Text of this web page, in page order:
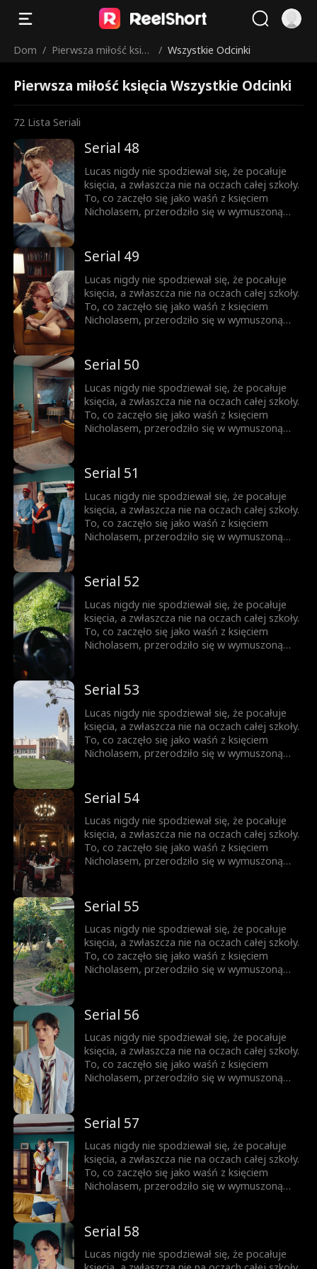
Dom / Pierwsza miłość księc
/ Wszystkie Odcinki
Pierwsza miłość księcia Wszystkie Odcinki
72 Lista Seriali
Serial 48
Lucas nigdy nie spodziewał się, że pocałuje
księcia, a zwłaszcza nie na oczach całej szkoły.
To, co zaczęło się jako waśń z księciem
Nicholasem, przerodziło się w wymuszoną
spojrzenie, każde dotknięcie dłoni zbliża ich
do siebie. Ale Nicholas jest rozdarty między
królewskim obowiązkiem a rosnącym
uczuciem do chłopca, którego kiedyś nazywał
wrogiem. Obaj boją się wyznać prawdę... Aż
do momentu, gdy nie da się jej już dłużej
Serial 49
Lucas nigdy nie spodziewał się, że pocałuje
księcia, a zwłaszcza nie na oczach całej szkoły.
To, co zaczęło się jako waśń z księciem
Nicholasem, przerodziło się w wymuszoną
spojrzenie, każde dotknięcie dłoni zbliża ich
do siebie. Ale Nicholas jest rozdarty między
królewskim obowiązkiem a rosnącym
uczuciem do chłopca, którego kiedyś nazywał
wrogiem. Obaj boją się wyznać prawdę... Aż
do momentu, gdy nie da się jej już dłużej
Serial 50
Lucas nigdy nie spodziewał się, że pocałuje
księcia, a zwłaszcza nie na oczach całej szkoły.
To, co zaczęło się jako waśń z księciem
Nicholasem, przerodziło się w wymuszoną
spojrzenie, każde dotknięcie dłoni zbliża ich
do siebie. Ale Nicholas jest rozdarty między
królewskim obowiązkiem a rosnącym
uczuciem do chłopca, którego kiedyś nazywał
wrogiem. Obaj boją się wyznać prawdę... Aż
do momentu, gdy nie da się jej już dłużej
Serial 51
Lucas nigdy nie spodziewał się, że pocałuje
księcia, a zwłaszcza nie na oczach całej szkoły.
To, co zaczęło się jako waśń z księciem
Nicholasem, przerodziło się w wymuszoną
spojrzenie, każde dotknięcie dłoni zbliża ich
do siebie. Ale Nicholas jest rozdarty między
królewskim obowiązkiem a rosnącym
uczuciem do chłopca, którego kiedyś nazywał
wrogiem. Obaj boją się wyznać prawdę... Aż
do momentu, gdy nie da się jej już dłużej
Serial 52
Lucas nigdy nie spodziewał się, że pocałuje
księcia, a zwłaszcza nie na oczach całej szkoły.
To, co zaczęło się jako waśń z księciem
Nicholasem, przerodziło się w wymuszoną
spojrzenie, każde dotknięcie dłoni zbliża ich
do siebie. Ale Nicholas jest rozdarty między
królewskim obowiązkiem a rosnącym
uczuciem do chłopca, którego kiedyś nazywał
wrogiem. Obaj boją się wyznać prawdę... Aż
do momentu, gdy nie da się jej już dłużej
Serial 53
Lucas nigdy nie spodziewał się, że pocałuje
księcia, a zwłaszcza nie na oczach całej szkoły.
To, co zaczęło się jako waśń z księciem
Nicholasem, przerodziło się w wymuszoną
spojrzenie, każde dotknięcie dłoni zbliża ich
do siebie. Ale Nicholas jest rozdarty między
królewskim obowiązkiem a rosnącym
uczuciem do chłopca, którego kiedyś nazywał
wrogiem. Obaj boją się wyznać prawdę... Aż
do momentu, gdy nie da się jej już dłużej
Serial 54
Lucas nigdy nie spodziewał się, że pocałuje
księcia, a zwłaszcza nie na oczach całej szkoły.
To, co zaczęło się jako waśń z księciem
Nicholasem, przerodziło się w wymuszoną
spojrzenie, każde dotknięcie dłoni zbliża ich
do siebie. Ale Nicholas jest rozdarty między
królewskim obowiązkiem a rosnącym
uczuciem do chłopca, którego kiedyś nazywał
wrogiem. Obaj boją się wyznać prawdę... Aż
do momentu, gdy nie da się jej już dłużej
Serial 55
Lucas nigdy nie spodziewał się, że pocałuje
księcia, a zwłaszcza nie na oczach całej szkoły.
To, co zaczęło się jako waśń z księciem
Nicholasem, przerodziło się w wymuszoną
spojrzenie, każde dotknięcie dłoni zbliża ich
do siebie. Ale Nicholas jest rozdarty między
królewskim obowiązkiem a rosnącym
uczuciem do chłopca, którego kiedyś nazywał
wrogiem. Obaj boją się wyznać prawdę... Aż
do momentu, gdy nie da się jej już dłużej
Serial 56
Lucas nigdy nie spodziewał się, że pocałuje
księcia, a zwłaszcza nie na oczach całej szkoły.
To, co zaczęło się jako waśń z księciem
Nicholasem, przerodziło się w wymuszoną
spojrzenie, każde dotknięcie dłoni zbliża ich
do siebie. Ale Nicholas jest rozdarty między
królewskim obowiązkiem a rosnącym
uczuciem do chłopca, którego kiedyś nazywał
wrogiem. Obaj boją się wyznać prawdę... Aż
do momentu, gdy nie da się jej już dłużej
Serial 57
Lucas nigdy nie spodziewał się, że pocałuje
księcia, a zwłaszcza nie na oczach całej szkoły.
To, co zaczęło się jako waśń z księciem
Nicholasem, przerodziło się w wymuszoną
spojrzenie, każde dotknięcie dłoni zbliża ich
do siebie. Ale Nicholas jest rozdarty między
królewskim obowiązkiem a rosnącym
Serial 58
Lucas nigdy nie spodziewał się, że pocałuje